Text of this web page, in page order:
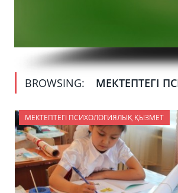
BROWSING: МЕКТЕПТЕГІ
МЕКТЕПТЕГІ ПСИХОЛОГИЯЛЫҚ ҚЫЗМЕТ